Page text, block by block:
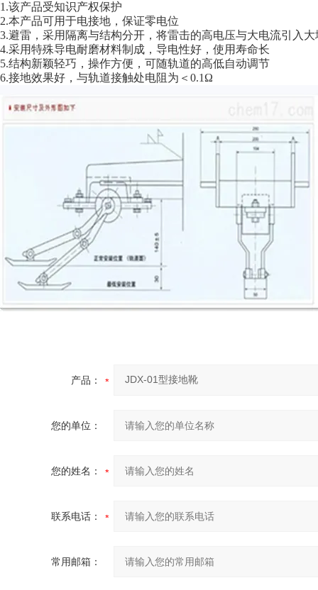
1.该产品受知识产权保护
2.本产品可用于电接地，保证零电位
3.避雷，采用隔离与结构分开，将雷击的高电压与大电流引入大
4.采用特殊导电耐磨材料制成，导电性好，使用寿命长
5.结构新颖轻巧，操作方便，可随轨道的高低自动调节
6.接地效果好，与轨道接触处电阻为＜0.1Ω
产品：
您的单位：
您的姓名：
联系电话：
常用邮箱：